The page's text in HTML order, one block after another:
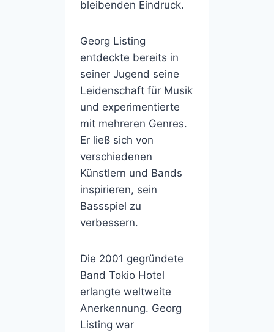
bleibenden Eindruck.
Georg Listing
entdeckte bereits in
seiner Jugend seine
Leidenschaft für Musik
und experimentierte
mit mehreren Genres.
Er ließ sich von
verschiedenen
Künstlern und Bands
inspirieren, sein
Bassspiel zu
verbessern.
Die 2001 gegründete
Band Tokio Hotel
erlangte weltweite
Anerkennung. Georg
Listing war